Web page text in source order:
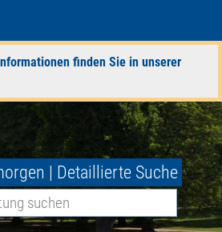
finden Sie in unserer
| Detaillierte Suche